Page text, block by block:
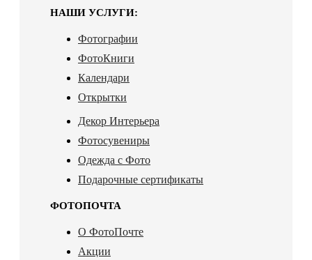
НАШИ УСЛУГИ:
Фотографии
ФотоКниги
Календари
Открытки
Декор Интерьера
Фотосувениры
Одежда с Фото
Подарочные сертификаты
ФОТОПОЧТА
О ФотоПочте
Акции